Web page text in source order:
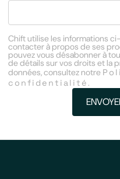
Chift utilise les informations
contacter à propos de ses
pouvez vous désabonner à
de détails sur vos droits et la
données, consultez notre
confidentialité.